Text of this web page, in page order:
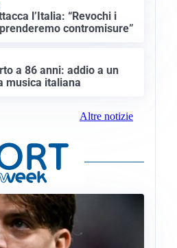
l’Italia: “Revochi i
contromisure”
a 86 anni: addio a un
musica italiana
Altre notizie